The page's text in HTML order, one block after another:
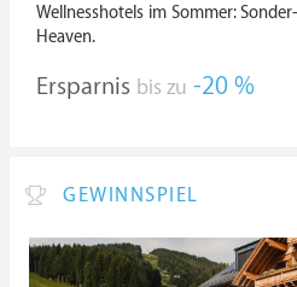
Wellnesshotels im Sommer:
Heaven.
Ersparnis bis zu -20 %
GEWINNSPIEL